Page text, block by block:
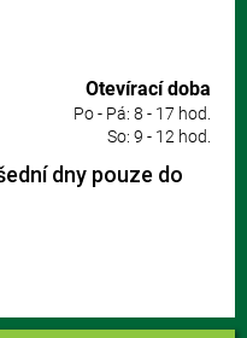
Otevírací doba
Po - Pá: 8 - 17 hod.
So: 9 - 12 hod.
dny pouze do